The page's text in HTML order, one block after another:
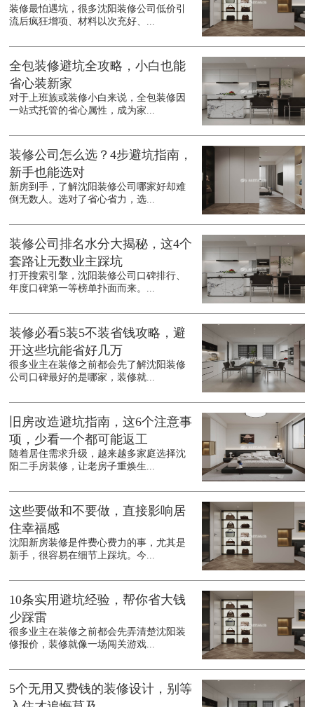
装修最怕遇坑，很多沈阳装修公司低价引
流后疯狂增项、材料以次充好、...
全包装修避坑全攻略，小白也能
省心装新家
对于上班族或装修小白来说，全包装修因
一站式托管的省心属性，成为家...
装修公司怎么选？4步避坑指南，
新手也能选对
新房到手，了解沈阳装修公司哪家好却难
倒无数人。选对了省心省力，选...
装修公司排名水分大揭秘，这4个
套路让无数业主踩坑
打开搜索引擎，沈阳装修公司口碑排行、
年度口碑第一等榜单扑面而来。...
装修必看5装5不装省钱攻略，避
开这些坑能省好几万
很多业主在装修之前都会先了解沈阳装修
公司口碑最好的是哪家，装修就...
旧房改造避坑指南，这6个注意事
项，少看一个都可能返工
随着居住需求升级，越来越多家庭选择沈
阳二手房装修，让老房子重焕生...
这些要做和不要做，直接影响居
住幸福感
沈阳新房装修是件费心费力的事，尤其是
新手，很容易在细节上踩坑。今...
10条实用避坑经验，帮你省大钱
少踩雷
很多业主在装修之前都会先弄清楚沈阳装
修报价，装修就像一场闯关游戏...
5个无用又费钱的装修设计，别等